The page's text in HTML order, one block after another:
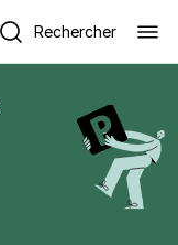
Rechercher